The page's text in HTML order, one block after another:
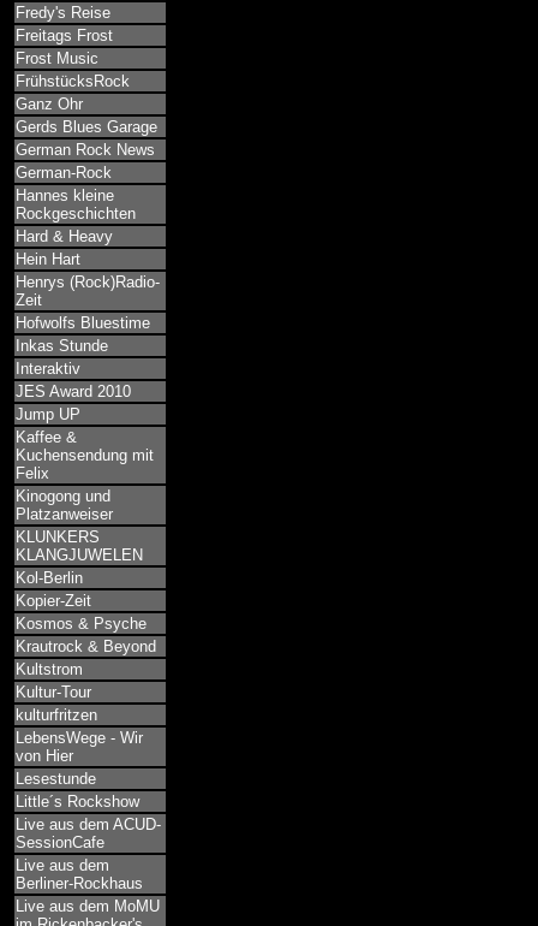
Fredy's Reise
Freitags Frost
Frost Music
FrühstücksRock
Ganz Ohr
Gerds Blues Garage
German Rock News
German-Rock
Hannes kleine
Rockgeschichten
Hard & Heavy
Hein Hart
Henrys (Rock)Radio-
Zeit
Hofwolfs Bluestime
Inkas Stunde
Interaktiv
JES Award 2010
Jump UP
Kaffee &
Kuchensendung mit
Felix
Kinogong und
Platzanweiser
KLUNKERS
KLANGJUWELEN
Kol-Berlin
Kopier-Zeit
Kosmos & Psyche
Krautrock & Beyond
Kultstrom
Kultur-Tour
kulturfritzen
LebensWege - Wir
von Hier
Lesestunde
Little´s Rockshow
Live aus dem ACUD-
SessionCafe
Live aus dem
Berliner-Rockhaus
Live aus dem MoMU